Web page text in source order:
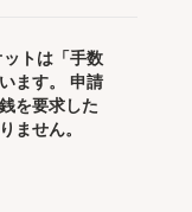
トは「手数
ます。 申請
を要求した
ません。